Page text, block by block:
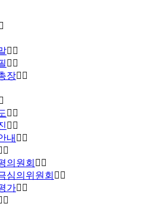
장
내
의원회
심의위원회
가